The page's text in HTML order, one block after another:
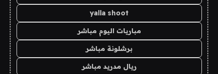
yalla shoot
مباريات اليوم مباشر
برشلونة مباشر
ريال مدريد مباشر